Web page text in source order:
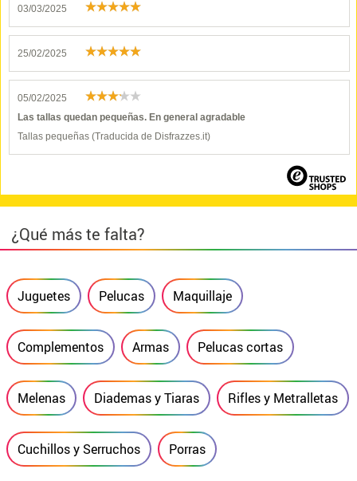
03/03/2025
25/02/2025
05/02/2025
Las tallas quedan pequeñas. En general agradable
Tallas pequeñas (Traducida de Disfrazzes.it)
¿Qué más te falta?
Juguetes Pelucas Maquillaje
Complementos Armas Pelucas cortas
Melenas Diademas y Tiaras Rifles y Metralletas
Cuchillos y Serruchos Porras